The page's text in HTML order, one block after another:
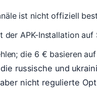
ist nicht offiziell
der APK-Installation
die 6 € basieren
russische und
nicht regulierte